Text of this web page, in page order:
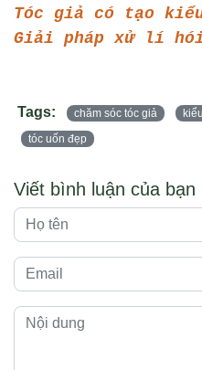
Tóc giả có tạo kiểu
Giải pháp xử lí
Tags: chăm sóc tóc giả
tóc uốn đẹp
Viết bình luận của bạn